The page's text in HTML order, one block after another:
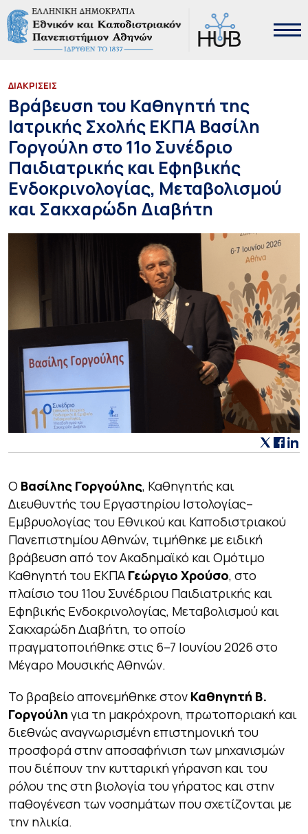
ΔΙΑΚΡΙΣΕΙΣ
Βράβευση του Καθηγητή της
Ιατρικής Σχολής ΕΚΠΑ Βασίλη
Γοργούλη στο 11ο Συνέδριο
Παιδιατρικής και Εφηβικής
Ενδοκρινολογίας, Μεταβολισμού
και Σακχαρώδη Διαβήτη
Ο Βασίλης Γοργούλης, Καθηγητής και
Διευθυντής του Εργαστηρίου Ιστολογίας–
Εμβρυολογίας του Εθνικού και Καποδιστριακού
Πανεπιστημίου Αθηνών, τιμήθηκε με ειδική
βράβευση από τον Ακαδημαϊκό και Ομότιμο
Καθηγητή του ΕΚΠΑ Γεώργιο Χρούσο, στο
πλαίσιο του 11ου Συνέδριου Παιδιατρικής και
Εφηβικής Ενδοκρινολογίας, Μεταβολισμού και
Σακχαρώδη Διαβήτη, το οποίο
πραγματοποιήθηκε στις 6–7 Ιουνίου 2026 στο
Μέγαρο Μουσικής Αθηνών.
Το βραβείο απονεμήθηκε στον Καθηγητή Β.
Γοργούλη για τη μακρόχρονη, πρωτοποριακή και
διεθνώς αναγνωρισμένη επιστημονική του
προσφορά στην αποσαφήνιση των μηχανισμών
που διέπουν την κυτταρική γήρανση και του
ρόλου της στη βιολογία του γήρατος και στην
παθογένεση των νοσημάτων που σχετίζονται με
την ηλικία.